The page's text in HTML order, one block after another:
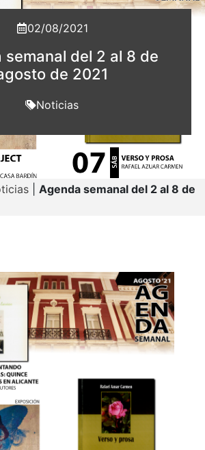
02/08/2021
semanal del 2 al 8 de
de 2021
Noticias
Agenda semanal del 2 al 8 de